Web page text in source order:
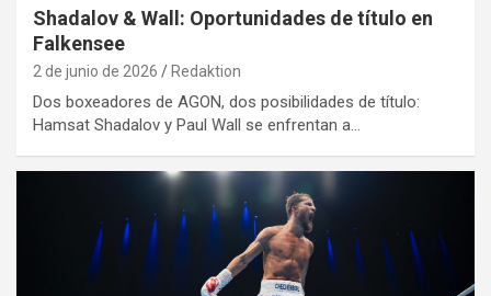
Shadalov & Wall: Oportunidades de título en
Falkensee
2 de junio de 2026 Redaktion
Dos boxeadores de AGON, dos posibilidades de título:
Hamsat Shadalov y Paul Wall se enfrentan a…